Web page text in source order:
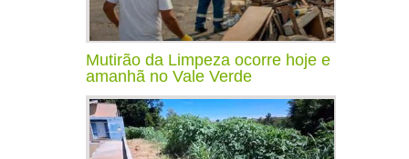
Mutirão da Limpeza ocorre hoje e
amanhã no Vale Verde